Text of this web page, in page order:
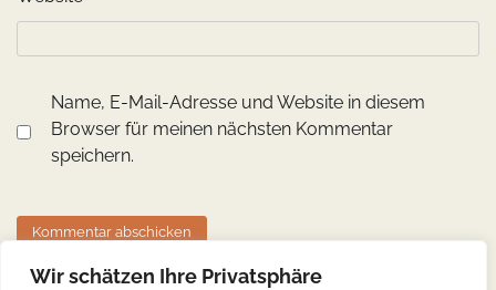
Wir schätzen Ihre Privatsphäre
Name, E-Mail-Adresse und Website in diesem
Browser für meinen nächsten Kommentar
speichern.